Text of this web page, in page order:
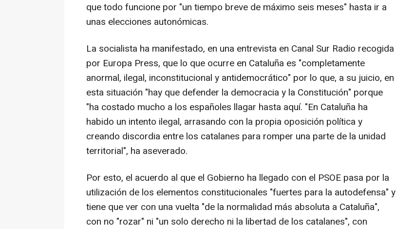
que todo funcione por "un tiempo breve de máximo seis meses" hasta ir a
unas elecciones autonómicas.
La socialista ha manifestado, en una entrevista en Canal Sur Radio recogida
por Europa Press, que lo que ocurre en Cataluña es "completamente
anormal, ilegal, inconstitucional y antidemocrático" por lo que, a su juicio, en
esta situación "hay que defender la democracia y la Constitución" porque
"ha costado mucho a los españoles llagar hasta aquí. "En Cataluña ha
habido un intento ilegal, arrasando con la propia oposición política y
creando discordia entre los catalanes para romper una parte de la unidad
territorial", ha aseverado.
Por esto, el acuerdo al que el Gobierno ha llegado con el PSOE pasa por la
utilización de los elementos constitucionales "fuertes para la autodefensa" y
tiene que ver con una vuelta "de la normalidad más absoluta a Cataluña",
con no "rozar" ni "un solo derecho ni la libertad de los catalanes", con